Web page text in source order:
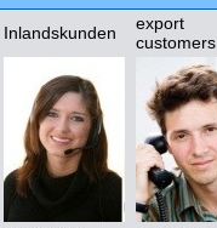
Inlandskunden
export
customers